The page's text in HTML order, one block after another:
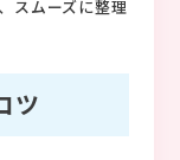
スムーズに整理
ツ